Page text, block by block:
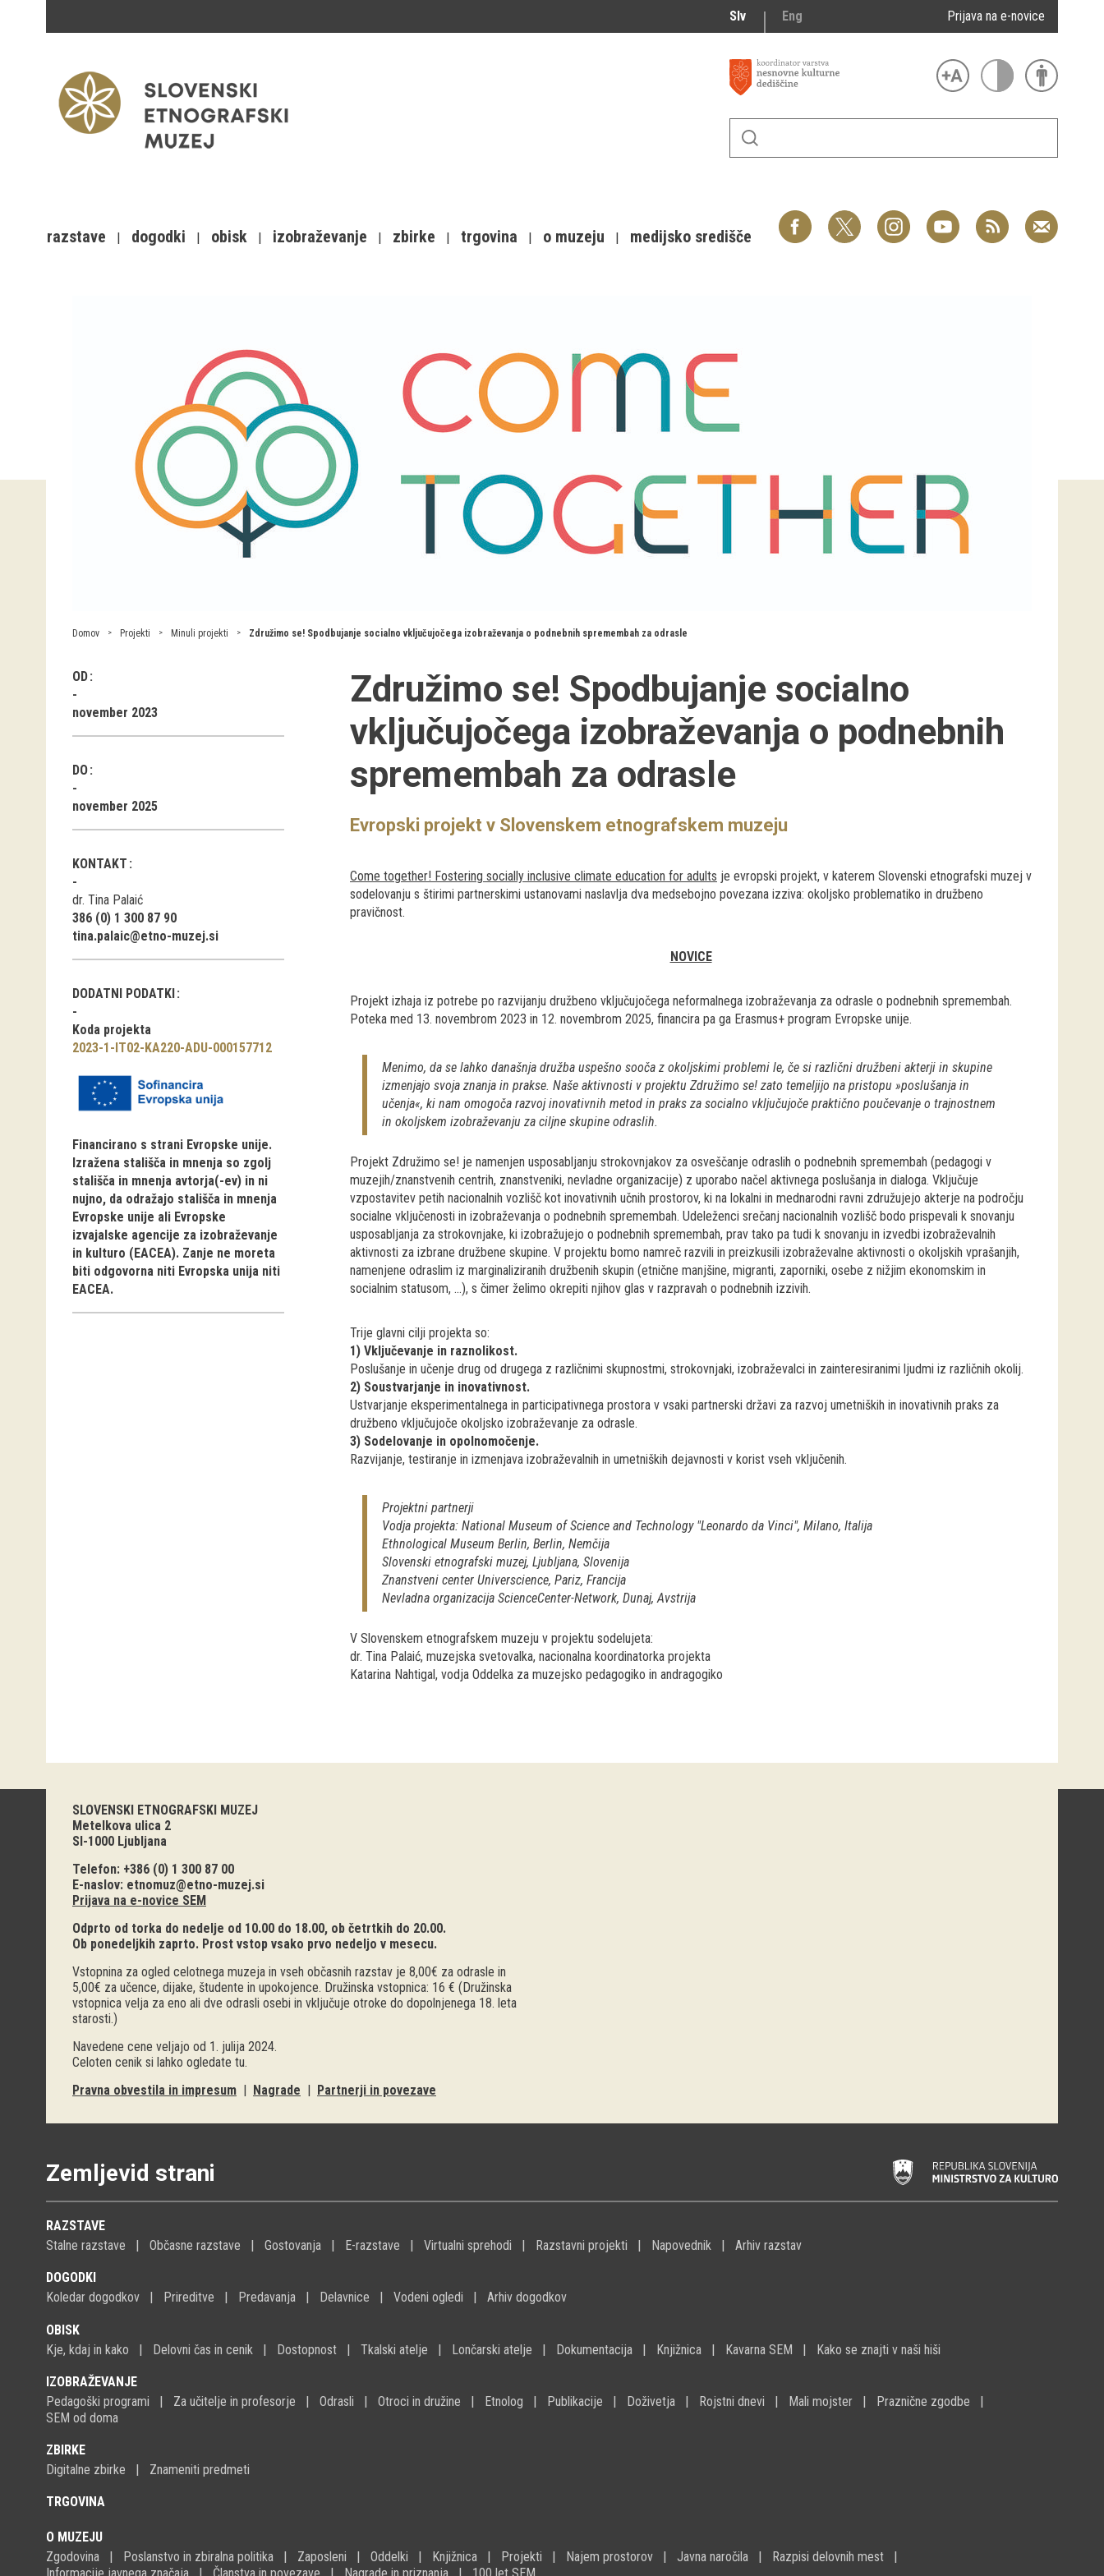
Slv Eng Prijava na e-novice
razstave dogodki obisk izobraževanje zbirke trgovina o muzeju medijsko središče
Domov Projekti Minuli projekti Združimo se! Spodbujanje socialno vključujočega izobraževanja o podnebnih spremembah za odrasle
OD
november 2023
DO
november 2025
KONTAKT
dr. Tina Palaić
386 (0) 1 300 87 90
tina.palaic@etno-muzej.si
DODATNI PODATKI
Koda projekta
2023-1-IT02-KA220-ADU-000157712
Financirano s strani Evropske unije.
Izražena stališča in mnenja so zgolj
stališča in mnenja avtorja(-ev) in ni
nujno, da odražajo stališča in mnenja
Evropske unije ali Evropske
izvajalske agencije za izobraževanje
in kulturo (EACEA). Zanje ne moreta
biti odgovorna niti Evropska unija niti
EACEA.
Združimo se! Spodbujanje socialno
vključujočega izobraževanja o podnebnih
spremembah za odrasle
Evropski projekt v Slovenskem etnografskem muzeju
Come together! Fostering socially inclusive climate education for adults je evropski projekt, v katerem Slovenski etnografski muzej v
sodelovanju s štirimi partnerskimi ustanovami naslavlja dva medsebojno povezana izziva: okoljsko problematiko in družbeno
pravičnost.
NOVICE
Projekt izhaja iz potrebe po razvijanju družbeno vključujočega neformalnega izobraževanja za odrasle o podnebnih spremembah.
Poteka med 13. novembrom 2023 in 12. novembrom 2025, financira pa ga Erasmus+ program Evropske unije.
Menimo, da se lahko današnja družba uspešno sooča z okoljskimi problemi le, če si različni družbeni akterji in skupine
izmenjajo svoja znanja in prakse. Naše aktivnosti v projektu Združimo se! zato temeljijo na pristopu »poslušanja in
učenja«, ki nam omogoča razvoj inovativnih metod in praks za socialno vključujoče praktično poučevanje o trajnostnem
in okoljskem izobraževanju za ciljne skupine odraslih.
Projekt Združimo se! je namenjen usposabljanju strokovnjakov za osveščanje odraslih o podnebnih spremembah (pedagogi v
muzejih/znanstvenih centrih, znanstveniki, nevladne organizacije) z uporabo načel aktivnega poslušanja in dialoga. Vključuje
vzpostavitev petih nacionalnih vozlišč kot inovativnih učnih prostorov, ki na lokalni in mednarodni ravni združujejo akterje na področju
socialne vključenosti in izobraževanja o podnebnih spremembah. Udeleženci srečanj nacionalnih vozlišč bodo prispevali k snovanju
usposabljanja za strokovnjake, ki izobražujejo o podnebnih spremembah, prav tako pa tudi k snovanju in izvedbi izobraževalnih
aktivnosti za izbrane družbene skupine. V projektu bomo namreč razvili in preizkusili izobraževalne aktivnosti o okoljskih vprašanjih,
namenjene odraslim iz marginaliziranih družbenih skupin (etnične manjšine, migranti, zaporniki, osebe z nižjim ekonomskim in
socialnim statusom, ...), s čimer želimo okrepiti njihov glas v razpravah o podnebnih izzivih.
Trije glavni cilji projekta so:
1) Vključevanje in raznolikost.
Poslušanje in učenje drug od drugega z različnimi skupnostmi, strokovnjaki, izobraževalci in zainteresiranimi ljudmi iz različnih okolij.
2) Soustvarjanje in inovativnost.
Ustvarjanje eksperimentalnega in participativnega prostora v vsaki partnerski državi za razvoj umetniških in inovativnih praks za
družbeno vključujoče okoljsko izobraževanje za odrasle.
3) Sodelovanje in opolnomočenje.
Razvijanje, testiranje in izmenjava izobraževalnih in umetniških dejavnosti v korist vseh vključenih.
Projektni partnerji
Vodja projekta: National Museum of Science and Technology "Leonardo da Vinci", Milano, Italija
Ethnological Museum Berlin, Berlin, Nemčija
Slovenski etnografski muzej, Ljubljana, Slovenija
Znanstveni center Universcience, Pariz, Francija
Nevladna organizacija ScienceCenter-Network, Dunaj, Avstrija
V Slovenskem etnografskem muzeju v projektu sodelujeta:
dr. Tina Palaić, muzejska svetovalka, nacionalna koordinatorka projekta
Katarina Nahtigal, vodja Oddelka za muzejsko pedagogiko in andragogiko
SLOVENSKI ETNOGRAFSKI MUZEJ
Metelkova ulica 2
SI-1000 Ljubljana
Telefon: +386 (0) 1 300 87 00
E-naslov: etnomuz@etno-muzej.si
Prijava na e-novice SEM
Odprto od torka do nedelje od 10.00 do 18.00, ob četrtkih do 20.00.
Ob ponedeljkih zaprto. Prost vstop vsako prvo nedeljo v mesecu.
Vstopnina za ogled celotnega muzeja in vseh občasnih razstav je 8,00€ za odrasle in
5,00€ za učence, dijake, študente in upokojence. Družinska vstopnica: 16 € (Družinska
vstopnica velja za eno ali dve odrasli osebi in vključuje otroke do dopolnjenega 18. leta
starosti.)
Navedene cene veljajo od 1. julija 2024.
Celoten cenik si lahko ogledate tu.
Pravna obvestila in impresum | Nagrade | Partnerji in povezave
Zemljevid strani
RAZSTAVE
Stalne razstave
Občasne razstave Gostovanja E-razstave Virtualni sprehodi Razstavni projekti Napovednik Arhiv razstav
DOGODKI
Koledar dogodkov
Prireditve Predavanja Delavnice Vodeni ogledi Arhiv dogodkov
OBISK
Kje, kdaj in kako
Delovni čas in cenik Dostopnost Tkalski atelje Lončarski atelje Dokumentacija Knjižnica Kavarna SEM Kako se znajti v naši hiši
IZOBRAŽEVANJE
Pedagoški programi
Za učitelje in profesorje Odrasli Otroci in družine Etnolog Publikacije Doživetja Rojstni dnevi Mali mojster
Praznične zgodbe
SEM od doma
ZBIRKE
Digitalne zbirke
Znameniti predmeti
TRGOVINA
O MUZEJU
Zgodovina
Poslanstvo in zbiralna politika Zaposleni Oddelki Knjižnica Projekti Najem prostorov Javna naročila
Razpisi delovnih mest